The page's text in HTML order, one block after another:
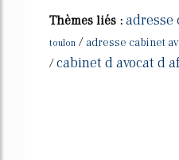
Thèmes liés : adresse
toulon / adresse cabinet
/cabinet d avocat d